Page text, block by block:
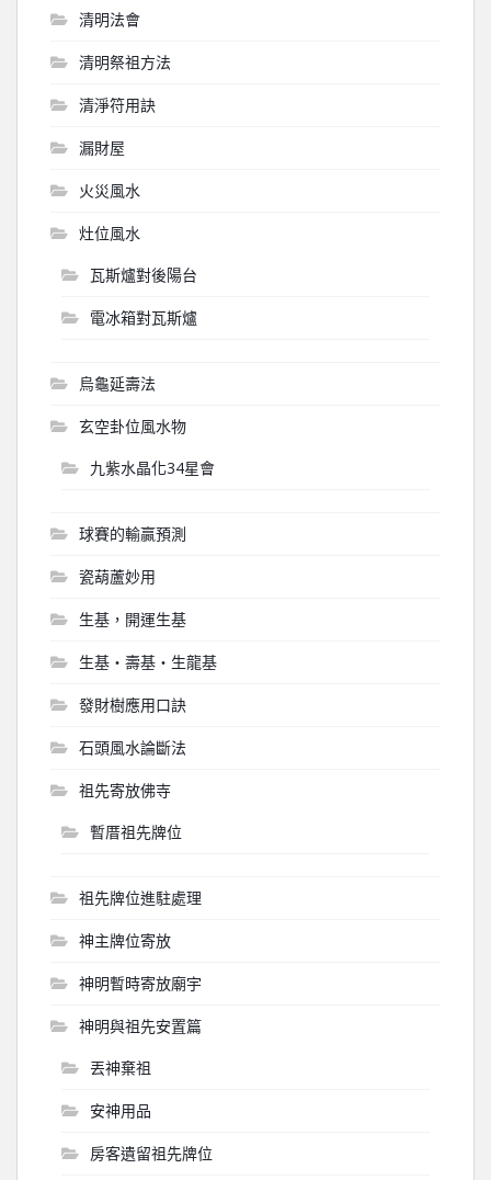
清明法會
清明祭祖方法
清淨符用訣
漏財屋
火災風水
灶位風水
瓦斯爐對後陽台
電冰箱對瓦斯爐
烏龜延壽法
玄空卦位風水物
九紫水晶化34星會
球賽的輸贏預測
瓷葫蘆妙用
生基，開運生基
生基‧壽基‧生龍基
發財樹應用口訣
石頭風水論斷法
祖先寄放佛寺
暫厝祖先牌位
祖先牌位進駐處理
神主牌位寄放
神明暫時寄放廟宇
神明與祖先安置篇
丟神棄祖
安神用品
房客遺留祖先牌位